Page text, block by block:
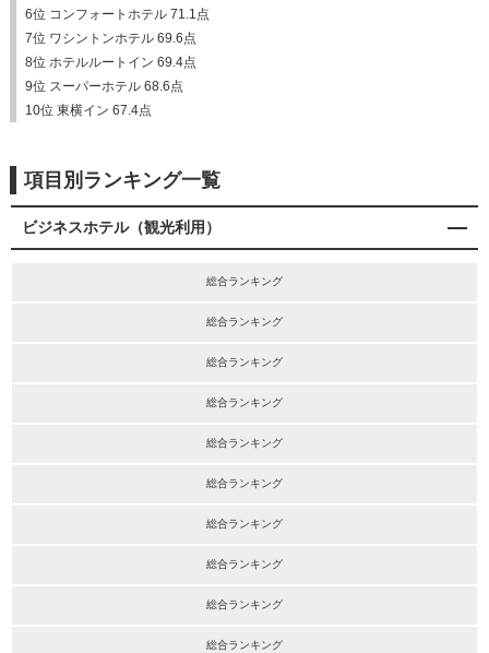
6位 コンフォートホテル 71.1点
7位 ワシントンホテル 69.6点
8位 ホテルルートイン 69.4点
9位 スーパーホテル 68.6点
10位 東横イン 67.4点
項目別ランキング一覧
ビジネスホテル（観光利用）
総合ランキング
総合ランキング
総合ランキング
総合ランキング
総合ランキング
総合ランキング
総合ランキング
総合ランキング
総合ランキング
総合ランキング